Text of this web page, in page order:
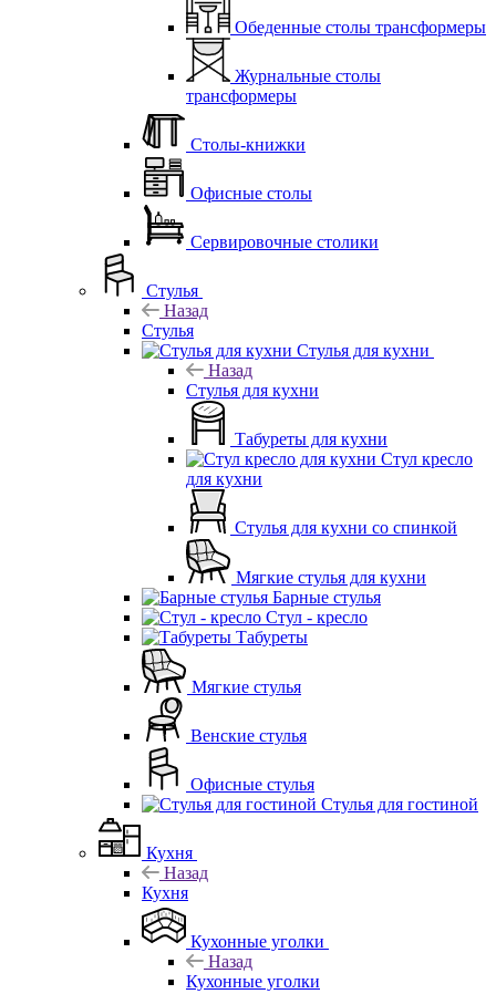
Обеденные столы трансформеры
Журнальные столы
трансформеры
Столы-книжки
Офисные столы
Сервировочные столики
Стулья
Назад
Стулья
Стулья для кухни
Назад
Стулья для кухни
Табуреты для кухни
Стул кресло
для кухни
Стулья для кухни со спинкой
Мягкие стулья для кухни
Барные стулья
Стул - кресло
Табуреты
Мягкие стулья
Венские стулья
Офисные стулья
Стулья для гостиной
Кухня
Назад
Кухня
Кухонные уголки
Назад
Кухонные уголки